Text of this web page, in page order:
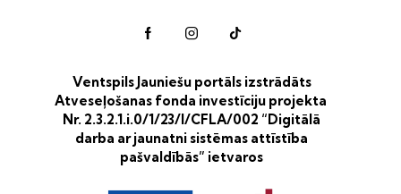
Ventspils Jauniešu portāls izstrādāts
Atveseļošanas fonda investīciju projekta
Nr. 2.3.2.1.i.0/1/23/I/CFLA/002 “Digitālā
darba ar jaunatni sistēmas attīstība
pašvaldībās” ietvaros